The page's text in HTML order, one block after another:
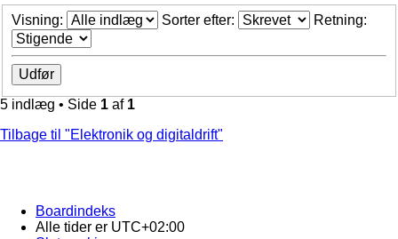
Visning: Sorter efter: Retning:
5 indlæg • Side 1 af 1
Tilbage til "Elektronik og digitaldrift"
Boardindeks
Alle tider er UTC+02:00